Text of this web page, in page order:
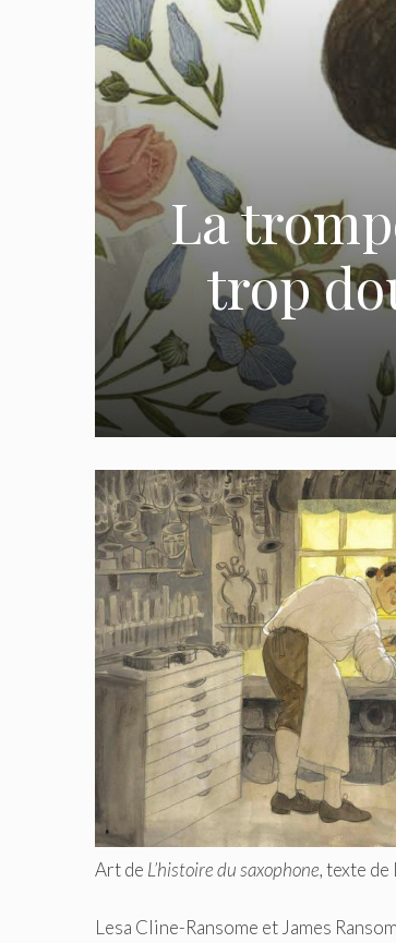
La
trop
Art de L’histoire du saxophone,texte de
Lesa Cline-Ransome et James